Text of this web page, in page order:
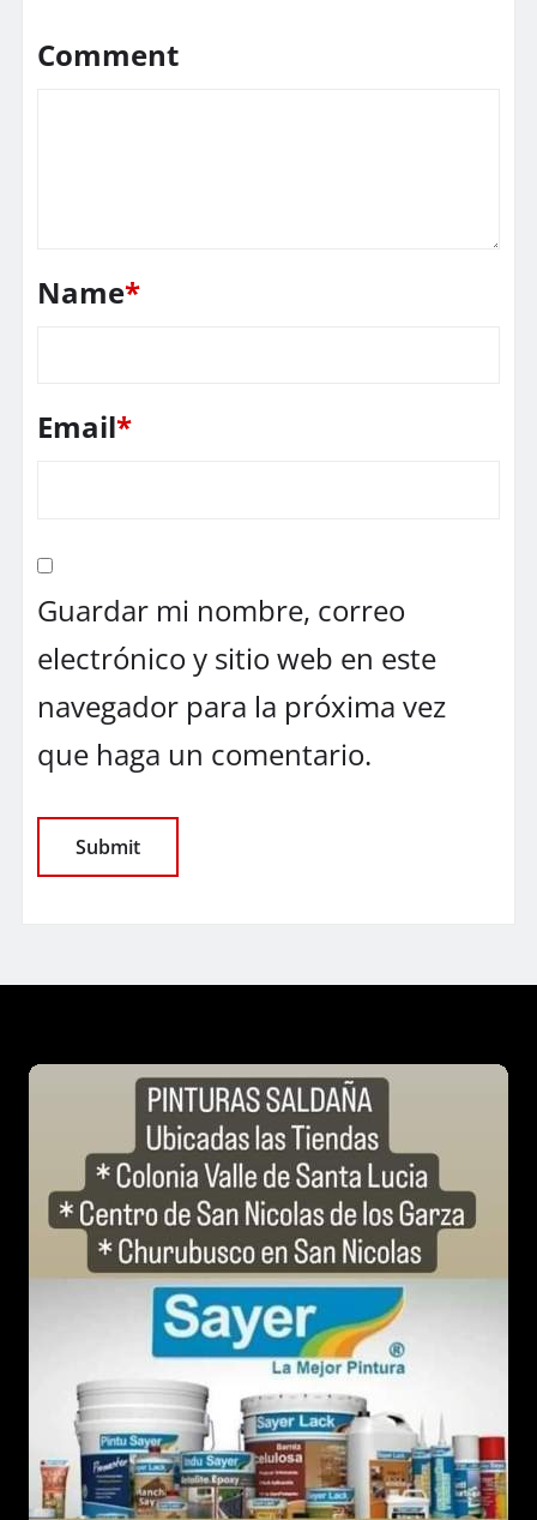
Comment
Name*
Email*
Guardar mi nombre, correo
electrónico y sitio web en este
navegador para la próxima vez
que haga un comentario.